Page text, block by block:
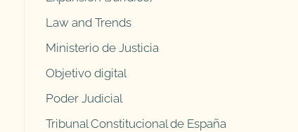
Law and Trends
Ministerio de Justicia
Objetivo digital
Poder Judicial
Tribunal Constitucional de España